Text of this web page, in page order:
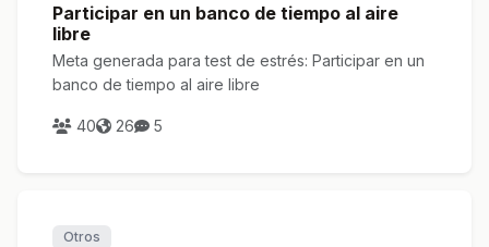
Participar en un banco de tiempo al aire
libre
Meta generada para test de estrés: Participar en un
banco de tiempo al aire libre
40 26 5
Otros